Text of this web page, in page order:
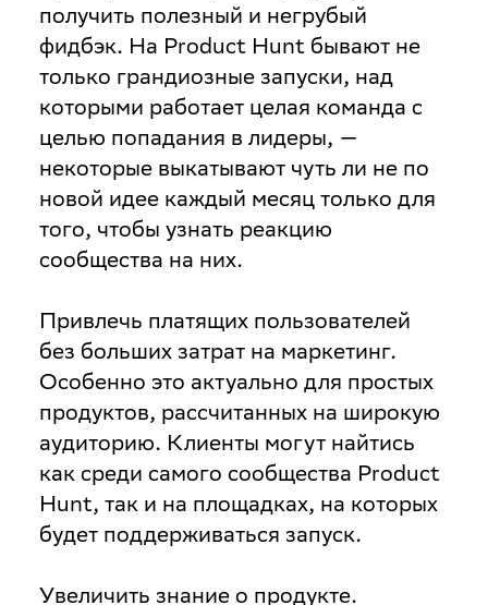
получить полезный и негрубый
фидбэк. На Product Hunt бывают не
только грандиозные запуски, над
которыми работает целая команда с
целью попадания в лидеры, —
некоторые выкатывают чуть ли не по
новой идее каждый месяц только для
того, чтобы узнать реакцию
сообщества на них.
Привлечь платящих пользователей
без больших затрат на маркетинг.
Особенно это актуально для простых
продуктов, рассчитанных на широкую
аудиторию. Клиенты могут найтись
как среди самого сообщества Product
Hunt, так и на площадках, на которых
будет поддерживаться запуск.
Увеличить знание о продукте.